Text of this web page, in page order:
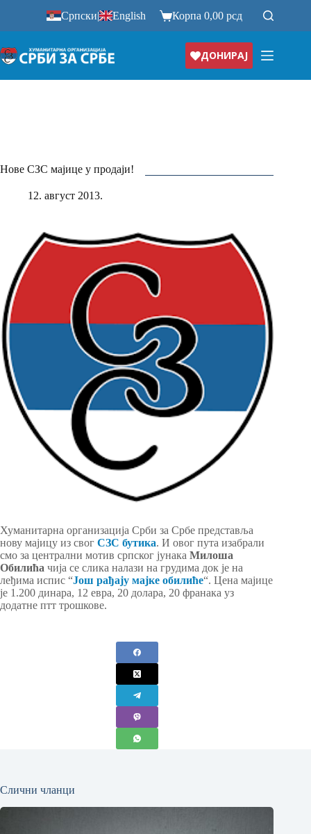
Српски| English Корпа0,00рсд
ДОНИРАЈ
Нове СЗС мајице у продаји!
12. август 2013.
Хуманитарна организација Срби за Србе представља
нову мајицу из свог СЗС бутика. И овог пута изабрали
смо за централни мотив српског јунака Милоша
Обилића чија се слика налази на грудима док је на
леђима испис “Још рађају мајке обилиће“. Цена мајице
је 1.200 динара, 12 евра, 20 долара, 20 франака уз
додатне птт трошкове.
Слични чланци